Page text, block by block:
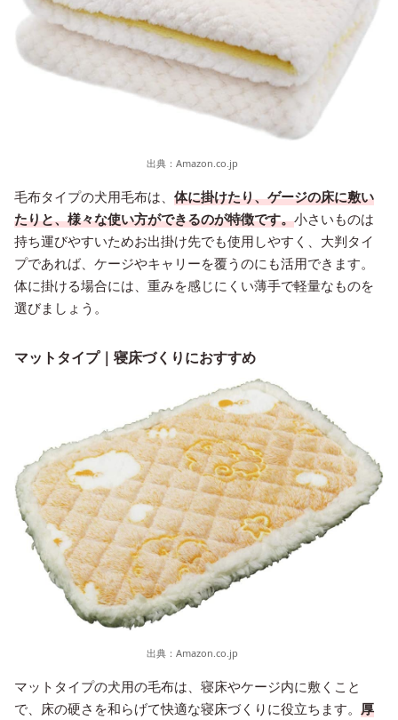
出典： Amazon.co.jp
毛布タイプの犬用毛布は、 体に掛けたり、ゲージの床に敷い
たりと、様々な使い方ができるのが特徴です。小さいものは
持ち運びやすいためお出掛け先でも使用しやすく、大判タイ
プであれば、ケージやキャリーを覆うのにも活用できます。
体に掛ける場合には、重みを感じにくい薄手で軽量なものを
選びましょう。
マットタイプ｜寝床づくりにおすすめ
出典： Amazon.co.jp
マットタイプの犬用の毛布は、寝床やケージ内に敷くこと
で、床の硬さを和らげて快適な寝床づくりに役立ちます。 厚